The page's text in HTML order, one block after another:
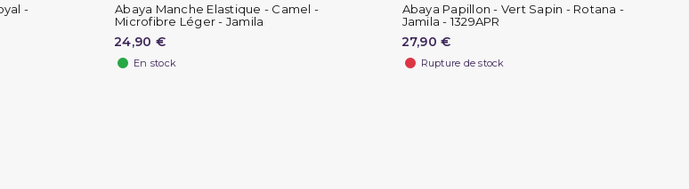
-
Abaya Manche Elastique - Camel -
Microfibre Léger - Jamila
24,90 €
En stock
Abaya Papillon - Vert Sapin - Rotana -
Jamila - 1329APR
27,90 €
Rupture de stock